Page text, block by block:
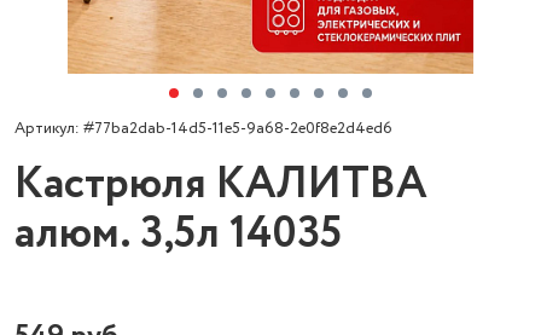
Артикул: #77ba2dab-14d5-11e5-9a68-2e0f8e2d4ed6
Кастрюля КАЛИТВА
алюм. 3,5л 14035